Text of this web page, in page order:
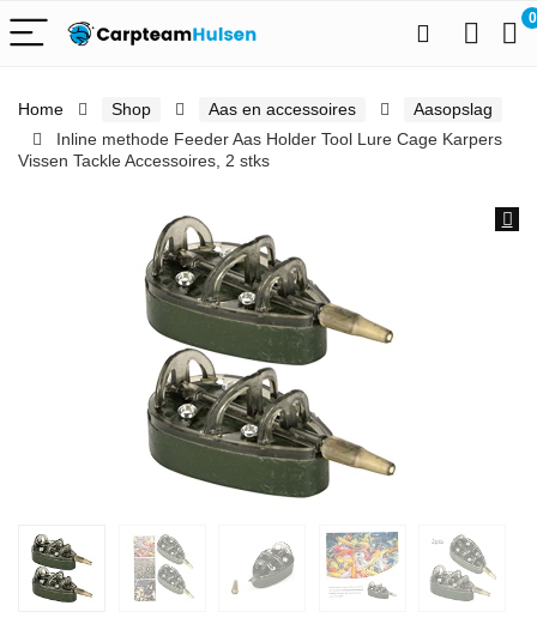
0
Home Shop Aas en accessoires
Aasopslag
Inline methode Feeder Aas Holder Tool Lure Cage Karpers
Vissen Tackle Accessoires, 2 stks